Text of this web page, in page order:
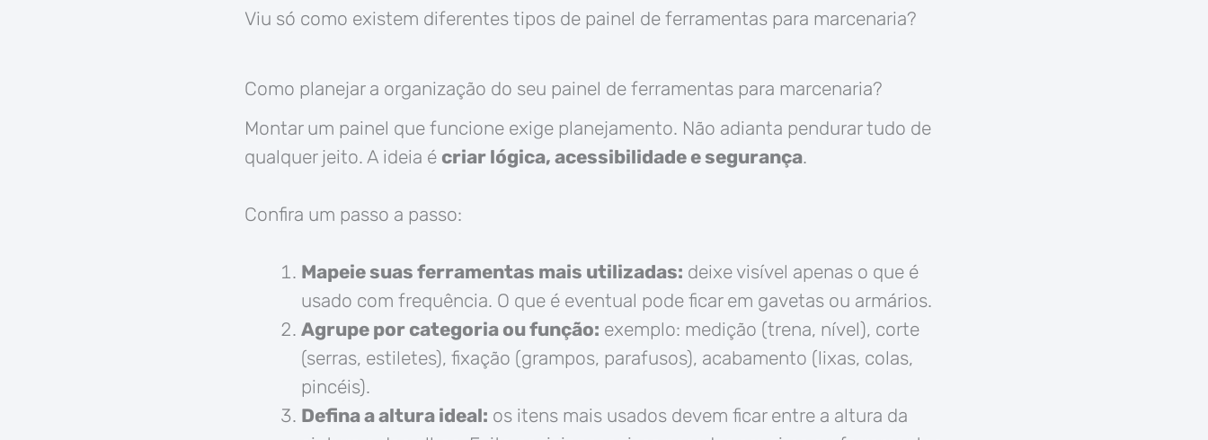
Viu só como existem diferentes tipos de painel de ferramentas para marcenaria?
Como planejar a organização do seu painel de ferramentas para marcenaria?
Montar um painel que funcione exige planejamento. Não adianta pendurar tudo de
qualquer jeito. A ideia é criar lógica, acessibilidade e segurança.
Confira um passo a passo:
Mapeie suas ferramentas mais utilizadas: deixe visível apenas o que é
usado com frequência. O que é eventual pode ficar em gavetas ou armários.
Agrupe por categoria ou função: exemplo: medição (trena, nível), corte
(serras, estiletes), fixação (grampos, parafusos), acabamento (lixas, colas,
pincéis).
Defina a altura ideal: os itens mais usados devem ficar entre a altura da